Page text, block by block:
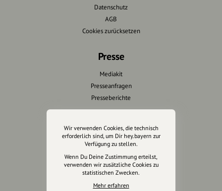
Datenschutz
AGB
Cookies zurücksetzen
Presse
Mediakit
Presseanfragen
Presseberichte
Wir unterstützen Euch
Fotografie & mehr
Marketing
Design & Branding
Anakin Design
Wir verwenden Cookies, die technisch
erforderlich sind, um Dir hey.bayern zur
Verfügung zu stellen.
Wenn Du Deine Zustimmung erteilst,
verwenden wir zusätzliche Cookies zu
statistischen Zwecken.
Mehr erfahren